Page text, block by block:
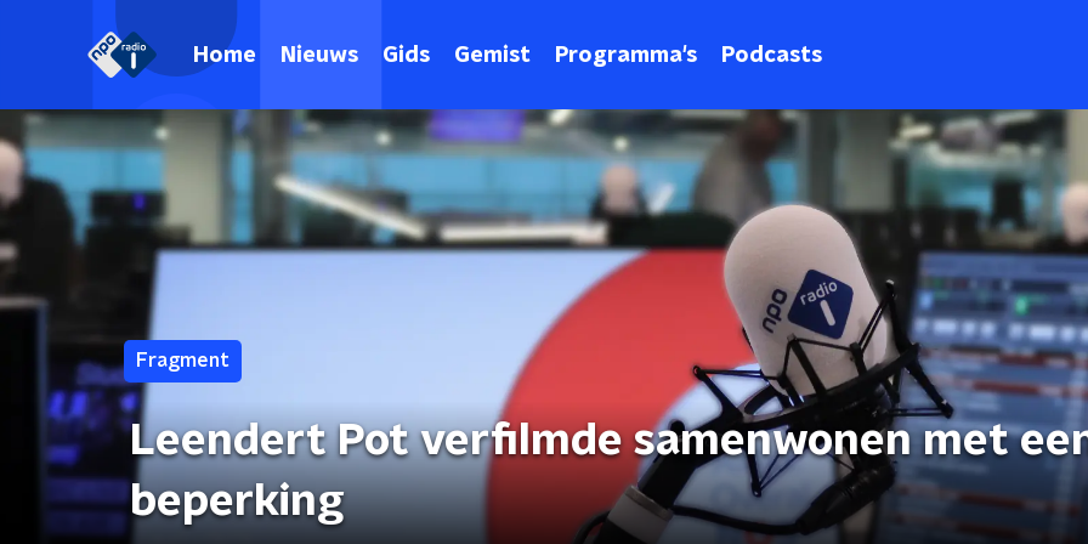
Home Nieuws Gids Gemist Programma's Podcasts
Fragment
Leendert Pot verfilmde samenwonen met
beperking